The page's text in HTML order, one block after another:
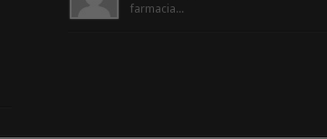
farmacia...